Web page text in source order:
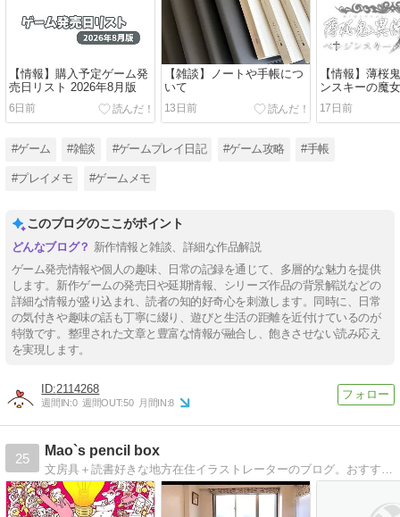
【情報】購入予定ゲーム発
売日リスト 2026年8月版
6日前
【雑談】ノートや手帳につ
いて
13日前
【情報】薄桜
ンスキーの魔女
17日前
#ゲーム #雑談 #ゲームプレイ日記 #ゲーム攻略 #手帳
#プレイメモ #ゲームメモ
このブログのここがポイント
新作情報と雑談、詳細な作品解説
ゲーム発売情報や個人の趣味、日常の記録を通じて、多層的な魅力を提供
します。新作ゲームの発売日や延期情報、シリーズ作品の背景解説などの
詳細な情報が盛り込まれ、読者の知的好奇心を刺激します。同時に、日常
の気付きや趣味の話も丁寧に綴り、遊びと生活の距離を近付けているのが
特徴です。整理された文章と豊富な情報が融合し、飽きさせない読み応え
を実現します。
2114268
週間IN:0 週間OUT:50 月間IN:8
25
Mao`s pencil box